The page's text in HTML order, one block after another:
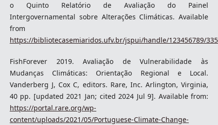
o Quinto Relatório de Avaliação do Painel
Intergovernamental sobre Alterações Climáticas. Available
from
https://bibliotecasemiaridos.ufv.br/jspui/handle/123456789/335
FishForever 2019. Avaliação de Vulnerabilidade às
Mudanças Climáticas: Orientação Regional e Local.
Vanderberg J, Cox C, editors. Rare, Inc. Arlington, Virginia,
40 pp. [updated 2021 Jan; cited 2024 Jul 9]. Available from:
https://portal.rare.org/wp-
content/uploads/2021/05/Portuguese-Climate-Change-